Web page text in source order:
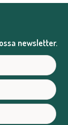
newsletter.